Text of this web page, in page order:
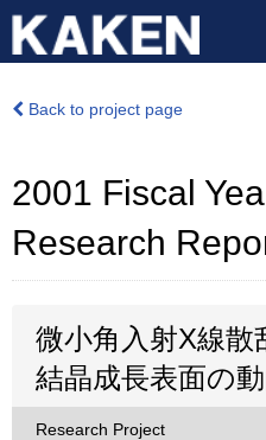
Back to project page
2001 Fiscal
Research
微小角入射X線散
結晶成長表面の
Research Project